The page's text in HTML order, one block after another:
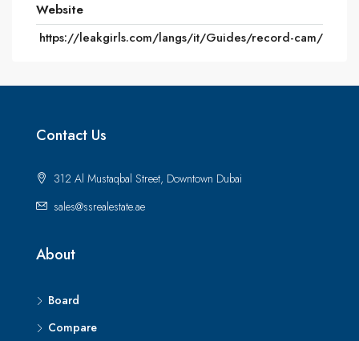
Website
https://leakgirls.com/langs/it/Guides/record-cam/
Contact Us
312 Al Mustaqbal Street, Downtown Dubai
sales@ssrealestate.ae
About
Board
Compare